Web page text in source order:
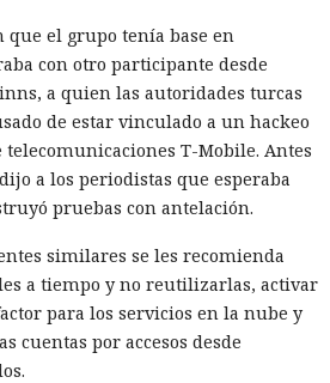
que el grupo tenía base en
con otro participante desde
a quien las autoridades turcas
de estar vinculado a un hackeo
T-Mobile. Antes
a los periodistas que esperaba
pruebas con antelación.
similares se les recomienda
a tiempo y no reutilizarlas, activar
para los servicios en la nube y
cuentas por accesos desde
rara vez convierte a los
infantiles en personajes
23.800 textos creados por seis
género femenino. El 41% de los
y en el 57% restante los
el sexo o los marcaron como